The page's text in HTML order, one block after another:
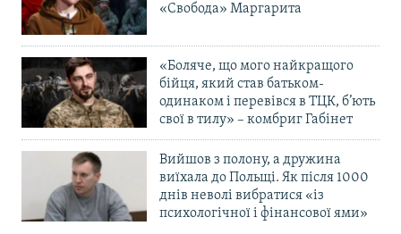
«Свобода» Маргарита
«Боляче, що мого найкращого
бійця, який став батьком-
одинаком і перевівся в ТЦК, б’ють
свої в тилу» – комбриг Габінет
Вийшов з полону, а дружина
виїхала до Польщі. Як після 1000
днів неволі вибратися «із
психологічної і фінансової ями»